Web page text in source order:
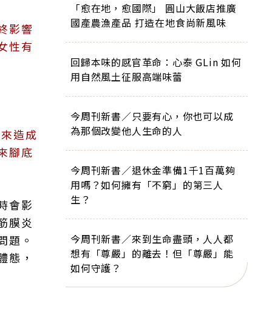
影響
性有
造成
腳底
會影
膜炎
題。
態，
「愈在地，愈國際」 圓山大飯店推廣
國產農漁產品 打造在地食尚新風味
回歸本味的感官革命：心泰 GLin 如何
用自然風土征服高端味蕾
今周刊新書／只要有心，你也可以成
為那個改變他人生命的人
今周刊新書／退休金準備1千1百萬夠
用嗎？如何擁有「不窮」的第三人
生？
今周刊新書／來到生命盡頭，人人都
想有「尊嚴」的離去！但「尊嚴」能
如何守護？